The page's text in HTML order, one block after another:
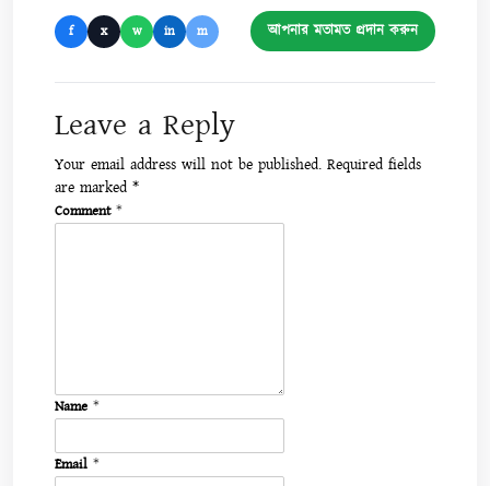
f x w in m আপনার মতামত প্রদান করুন
Leave a Reply
Your email address will not be published. Required fields
are marked *
Comment *
Name *
Email *